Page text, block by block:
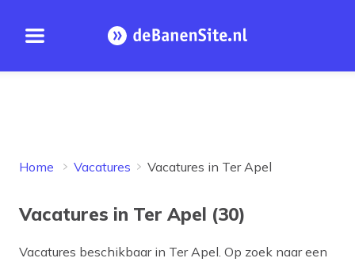
Open menu Homepage
Home Vacatures Vacatures in Ter Apel
Vacatures in Ter Apel (30)
Vacatures beschikbaar in Ter Apel. Op zoek naar een